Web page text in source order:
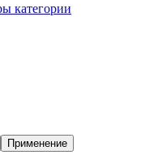
категории
Применение